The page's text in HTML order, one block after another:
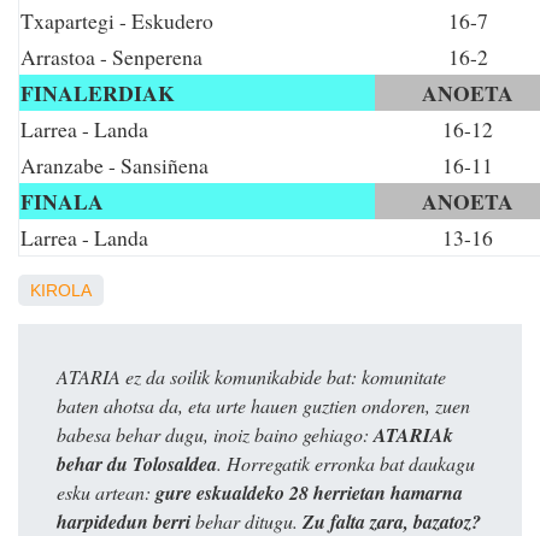
Txapartegi - Eskudero
16-7
Arrastoa - Senperena
16-2
FINALERDIAK ANOETA
Larrea - Landa
16-12
Aranzabe - Sansiñena
16-11
FINALA ANOETA
Larrea - Landa 13-16
KIROLA
ATARIA ez da soilik komunikabide bat: komunitate
baten ahotsa da, eta urte hauen guztien ondoren, zuen
babesa behar dugu, inoiz baino gehiago: ATARIAk
behar du Tolosaldea. Horregatik erronka bat daukagu
esku artean: gure eskualdeko 28 herrietan hamarna
harpidedun berribehar ditugu. Zu falta zara, bazatoz?